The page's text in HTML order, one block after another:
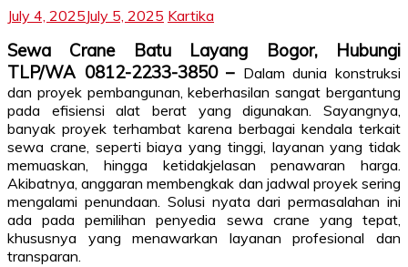
July 4, 2025July 5, 2025 Kartika
Sewa Crane Batu Layang Bogor, Hubungi
TLP/WA 0812-2233-3850 – Dalam dunia konstruksi
dan proyek pembangunan, keberhasilan sangat bergantung
pada efisiensi alat berat yang digunakan. Sayangnya,
banyak proyek terhambat karena berbagai kendala terkait
sewa crane, seperti biaya yang tinggi, layanan yang tidak
memuaskan, hingga ketidakjelasan penawaran harga.
Akibatnya, anggaran membengkak dan jadwal proyek sering
mengalami penundaan. Solusi nyata dari permasalahan ini
ada pada pemilihan penyedia sewa crane yang tepat,
khususnya yang menawarkan layanan profesional dan
transparan.